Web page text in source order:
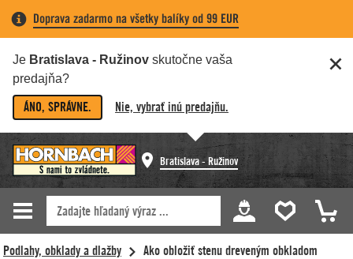
Doprava zadarmo na všetky balíky od 99 EUR
Je Bratislava - Ružinov skutočne vaša
predajňa?
ÁNO, SPRÁVNE. Nie, vybrať inú predajňu.
Bratislava - Ružinov